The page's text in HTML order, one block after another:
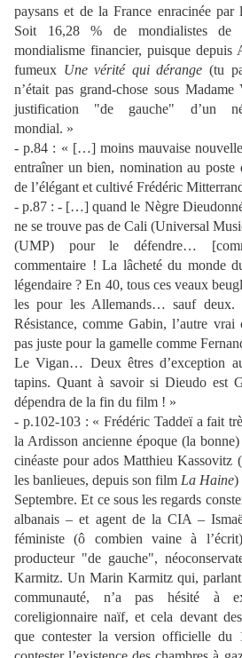
paysans et de la France enracinée
Soit 16,28 % de mondialistes de
mondialisme financier, puisque depuis
fumeux Une vérité qui dérange (tu
n’était pas grand-chose sous
justification "de gauche" d’un
mondial. »
- p.84 : « […] moins mauvaise
entraîner un bien, nomination au
de l’élégant et cultivé Frédéric
- p.87 : - […] quand le Nègre
ne se trouve pas de Cali (Universal
(UMP) pour le défendre…
commentaire ! La lâcheté du monde
légendaire ? En 40, tous ces veaux
les pour les Allemands… sauf
Résistance, comme Gabin, l’autre
pas juste pour la gamelle comme
Le Vigan… Deux êtres d’exception
tapins. Quant à savoir si Dieudo est
dépendra de la fin du film ! »
- p.102-103 : « Frédéric Taddeï a fait
la Ardisson ancienne époque (la
cinéaste pour ados Matthieu Kassovitz
les banlieues, depuis son film La Haine)
Septembre. Et ce sous les regards
albanais – et agent de la CIA –
féministe (ô combien vaine à
producteur "de gauche",
Karmitz. Un Marin Karmitz qui, parlant
communauté, n’a pas hésité à
coreligionnaire naïf, et cela devant
que contester la version officielle du